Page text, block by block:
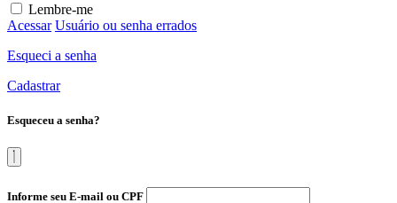
Lembre-me
Acessar Usuário ou senha errados
Esqueci a senha
Cadastrar
Esqueceu a senha?
Informe seu E-mail ou CPF